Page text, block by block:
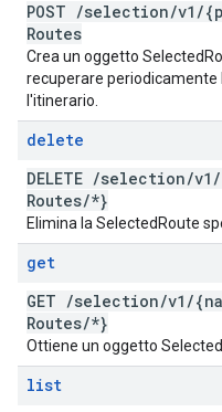
POST /selection/v1 /
Routes
Crea un oggetto
recuperare
l'itinerario.
delete
DELETE /selection/v1 /
Routes/*}
Elimina la SelectedRoute
get
GET /selection/v1 /
Routes/*}
Ottiene un oggetto
list